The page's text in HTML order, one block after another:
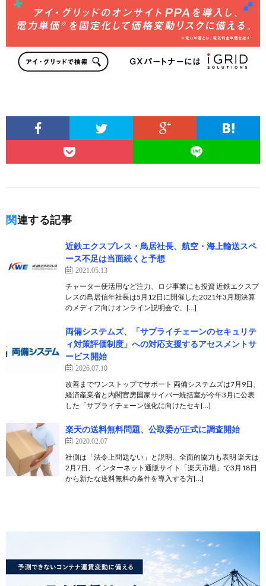
関連する記事
近鉄エクスプレス・鳥居社長、航空・海上輸送スペ
ース不足は当面続くと予想
2021.05.13
チャーター便活用など注力、ロジ事業にも投資 近鉄エクスプ
レスの鳥居信年社長は5月12日に開催した2021年3月期決算
のメディア向けオンライン説明会で、[…]
両備システムズ、「サプライチェーンのセキュリテ
ィ対策評価制度」への対応支援するアセスメントサ
ービス開始
2026.07.10
改善までワンストップでサポート 両備システムズは7月9日、
経済産業省と内閣官房国家サイバー統括室が今年3月に公表
した「サプライチェーン強化に向けたセキ[…]
楽天の送料無料問題、公取委が正式に調査開始
2020.02.07
社側は「法令上問題ない」と説明、全面的協力も表明 楽天は
2月7日、インターネット通販サイト「楽天市場」で3月18日
から新たな送料無料の条件を導入する方[…]